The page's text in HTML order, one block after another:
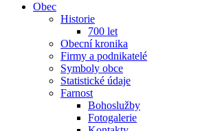
Obec
Historie
700 let
Obecní kronika
Firmy a podnikatelé
Symboly obce
Statistické údaje
Farnost
Bohoslužby
Fotogalerie